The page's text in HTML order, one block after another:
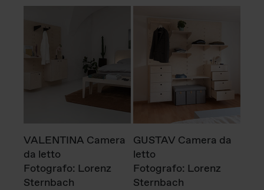
VALENTINA Camera
da letto
Fotografo: Lorenz
Sternbach
GUSTAV Camera da
letto
Fotografo: Lorenz
Sternbach